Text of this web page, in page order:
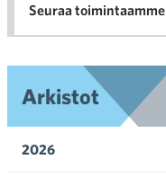
Seuraa toimintaamme
Arkistot
2026